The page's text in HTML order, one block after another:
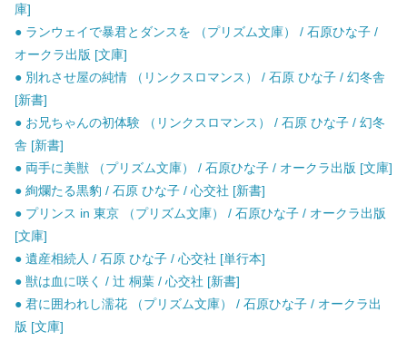
庫]
● ランウェイで暴君とダンスを （プリズム文庫） / 石原ひな子 /
オークラ出版 [文庫]
● 別れさせ屋の純情 （リンクスロマンス） / 石原 ひな子 / 幻冬舎
[新書]
● お兄ちゃんの初体験 （リンクスロマンス） / 石原 ひな子 / 幻冬
舎 [新書]
● 両手に美獣 （プリズム文庫） / 石原ひな子 / オークラ出版 [文庫]
● 絢爛たる黒豹 / 石原 ひな子 / 心交社 [新書]
● プリンス in 東京 （プリズム文庫） / 石原ひな子 / オークラ出版
[文庫]
● 遺産相続人 / 石原 ひな子 / 心交社 [単行本]
● 獣は血に咲く / 辻 桐葉 / 心交社 [新書]
● 君に囲われし濡花 （プリズム文庫） / 石原ひな子 / オークラ出
版 [文庫]